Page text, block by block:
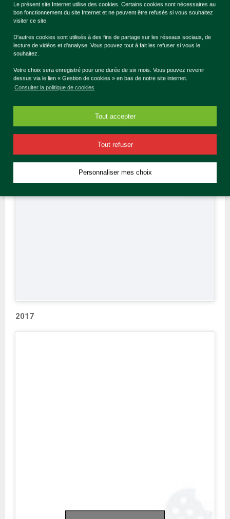
Le présent site Internet utilise des cookies. Certains cookies sont nécessaires au
bon fonctionnement du site Internet et ne peuvent être refusés si vous souhaitez
visiter ce site.
D'autres cookies sont utilisés à des fins de partage sur les réseaux sociaux, de
lecture de vidéos et d'analyse. Vous pouvez tout à fait les refuser si vous le
souhaitez.
Votre choix sera enregistré pour une durée de six mois. Vous pouvez revenir
dessus via le lien « Gestion de cookies » en bas de notre site internet.
Consulter la politique de cookies
Tout accepter
Tout refuser
Personnaliser mes choix
Cliquez pour accepter les
2017